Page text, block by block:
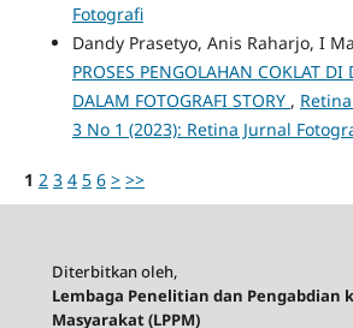
Fotografi
Dandy Prasetyo, Anis Raharjo, I
PROSES PENGOLAHAN COKLAT DI
DALAM FOTOGRAFI STORY ,
3 No 1 (2023): Retina Jurnal
1 2 3 4 5 6 > >>
Diterbitkan oleh,
Lembaga Penelitian dan Pengabdian
Masyarakat (LPPM)